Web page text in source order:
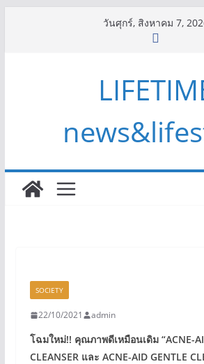
วันศุกร์, สิงหาคม 7,
SOCIETY
22/10/2021 admin
โฉมใหม่!! คุณภาพดีเหมือนเดิม “ACNE-
CLEANSER และ ACNE-AID GENTLE